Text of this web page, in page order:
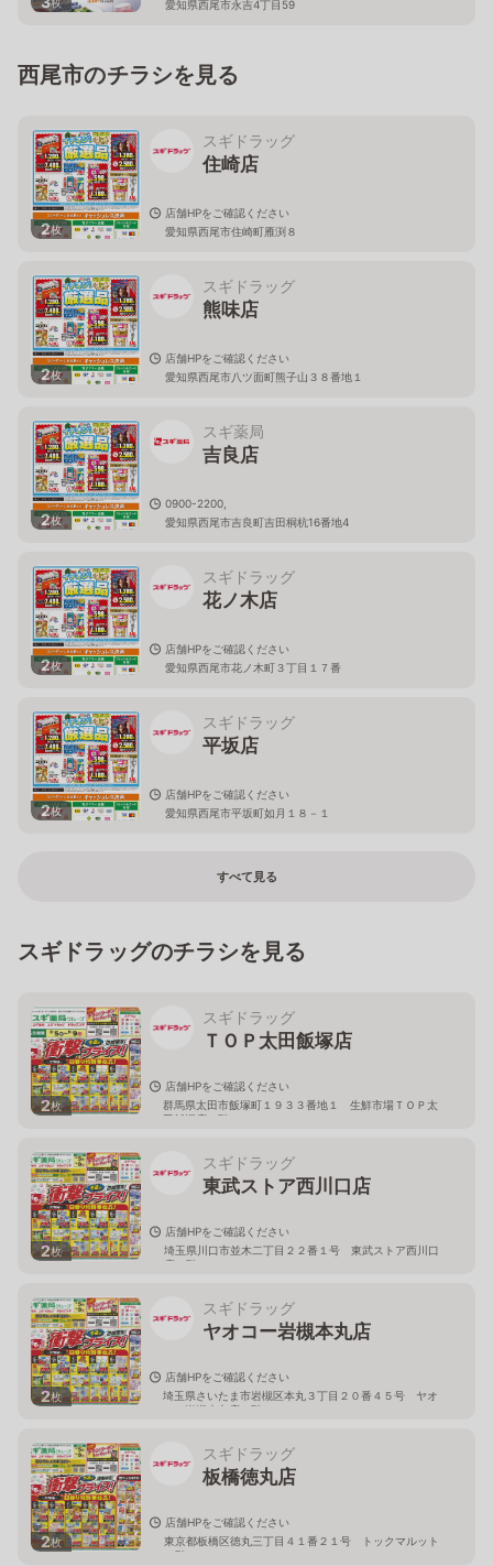
愛知県西尾市永吉4丁目59
西尾市のチラシを見る
2枚
スギドラッグ
住崎店
店舗HPをご確認ください
愛知県西尾市住崎町雁渕８
2枚
スギドラッグ
熊味店
店舗HPをご確認ください
愛知県西尾市八ツ面町熊子山３８番地１
2枚
スギ薬局
吉良店
0900-2200,
愛知県西尾市吉良町吉田桐杭16番地4
2枚
スギドラッグ
花ノ木店
店舗HPをご確認ください
愛知県西尾市花ノ木町３丁目１７番
2枚
スギドラッグ
平坂店
店舗HPをご確認ください
愛知県西尾市平坂町如月１８－１
すべて見る
スギドラッグのチラシを見る
2枚
スギドラッグ
ＴＯＰ太田飯塚店
店舗HPをご確認ください
群馬県太田市飯塚町１９３３番地１ 生鮮市場ＴＯＰ太
田飯塚店１階
2枚
スギドラッグ
東武ストア西川口店
店舗HPをご確認ください
埼玉県川口市並木二丁目２２番１号 東武ストア西川口
店２階
2枚
スギドラッグ
ヤオコー岩槻本丸店
店舗HPをご確認ください
埼玉県さいたま市岩槻区本丸３丁目２０番４５号 ヤオ
コー岩槻本丸店２階
2枚
スギドラッグ
板橋徳丸店
店舗HPをご確認ください
東京都板橋区徳丸三丁目４１番２１号 トックマルット
１階